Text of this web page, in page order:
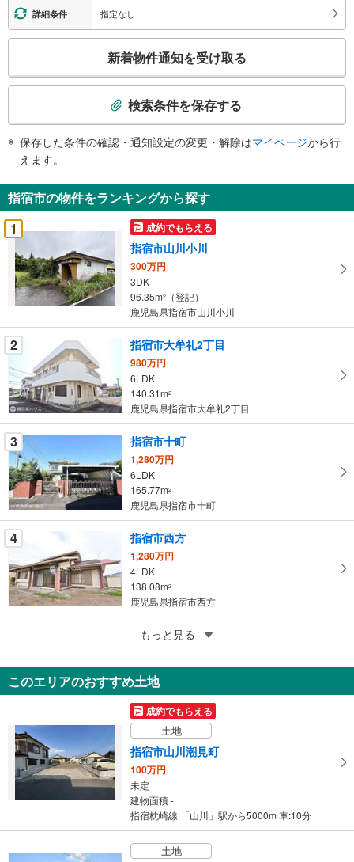
詳細条件 指定なし
検
知
を
受
け
取
る
・
条
件
を
マ
イ
ペ
ー
ジ
に
保
存
す
る
新着物件通知を受け取る
検索条件を保存する
保存した条件の確認・通知設定の変更・解除はマイページから行
えます。
指宿市の物件をランキングから探す
1
成約でもらえる
指宿市山川小川
300万円
3DK
96.35m2
（登記）
鹿児島県指宿市山川小川
2 指宿市大牟礼2丁目
980万円
6LDK
140.31m2
鹿児島県指宿市大牟礼2丁目
3 指宿市十町
1,280万円
6LDK
165.77m2
鹿児島県指宿市十町
4 指宿市西方
1,280万円
4LDK
138.08m2
鹿児島県指宿市西方
成約でもらえる
指宿市十町
550万円
4LDK
104.69m2（登記）
鹿児島県指宿市十町
もっと見る
このエリアのおすすめ土地
成約でもらえる
土地
指宿市山川潮見町
100万円
未定
建物面積 -
指宿枕崎線 「山川」駅から5000m 車:10分
土地